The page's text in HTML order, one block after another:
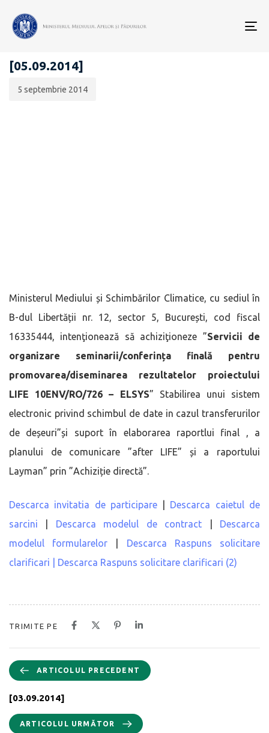
ANUNȚURI - ACHIZIȚII PUBLICE
[05.09.2014]
publicării:
5 septembrie 2014
Ministerul Mediului și Schimbărilor Climatice, cu sediul în
B-dul Libertății nr. 12, sector 5, București, cod fiscal
16335444, intenţionează să achiziţioneze ”Servicii de
organizare seminarii/conferința finală pentru
promovarea/diseminarea rezultatelor proiectului
LIFE 10ENV/RO/726 – ELSYS” Stabilirea unui sistem
electronic privind schimbul de date in cazul transferurilor
de deșeuri”și suport în elaborarea raportlui final , a
planului de comunicare ”after LIFE” și a raportului
Layman” prin ”Achiziție directă”.
Descarca invitatia de participare| Descarca caietul de
sarcini
Descarca modelul de contract
Descarca
modelul formularelor
Descarca Raspuns solicitare
clarificari | Descarca Raspuns solicitare clarificari (2)
TRIMITE PE
ARTICOLUL PRECEDENT
[03.09.2014]
ARTICOLUL URMĂTOR